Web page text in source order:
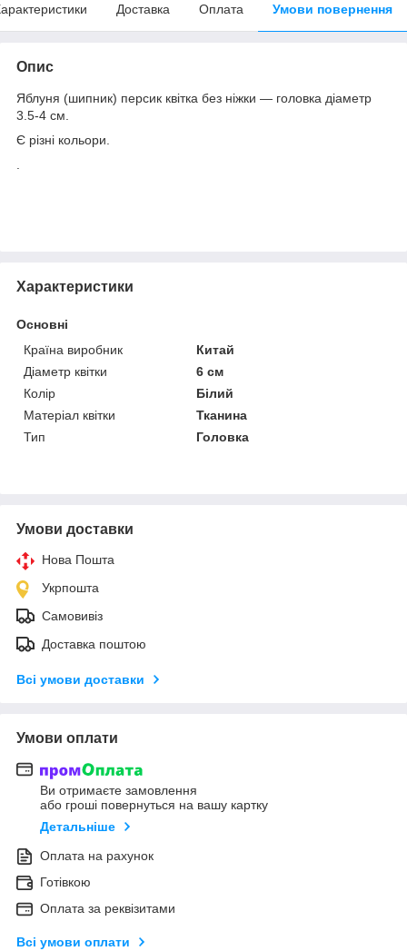
Доставка Оплата Умови повернення
Опис
Яблуня (шипник) персик квітка без ніжки — головка діаметр
3.5-4 см.
Є різні кольори.
Характеристики
Основні
Країна виробник
Китай
Діаметр квітки
6 см
Колір
Білий
Матеріал квітки
Тканина
Тип
Головка
Умови доставки
Нова Пошта
Укрпошта
Самовивіз
Доставка поштою
Всі умови доставки
Умови оплати
Ви отримаєте замовлення
або гроші повернуться на вашу картку
Детальніше
Оплата на рахунок
Готівкою
Оплата за реквізитами
Всі умови оплати